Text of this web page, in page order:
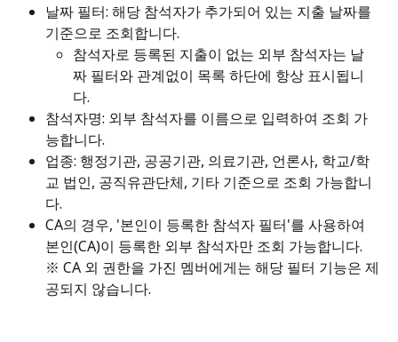
날짜 필터: 해당 참석자가 추가되어 있는 지출 날짜를
기준으로 조회합니다.
참석자로 등록된 지출이 없는 외부 참석자는 날
짜 필터와 관계없이 목록 하단에 항상 표시됩니
다.
참석자명: 외부 참석자를 이름으로 입력하여 조회 가
능합니다.
업종: 행정기관, 공공기관, 의료기관, 언론사, 학교/학
교 법인, 공직유관단체, 기타 기준으로 조회 가능합니
다.
CA의 경우, '본인이 등록한 참석자 필터'를 사용하여
본인(CA)이 등록한 외부 참석자만 조회 가능합니다.
※ CA 외 권한을 가진 멤버에게는 해당 필터 기능은 제
공되지 않습니다.